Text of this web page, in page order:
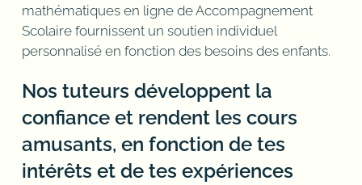
mathématiques en ligne de Accompagnement
Scolaire fournissent un soutien individuel
personnalisé en fonction des besoins des enfants.
Nos tuteurs développent la
confiance et rendent les cours
amusants, en fonction de tes
intérêts et de tes expériences